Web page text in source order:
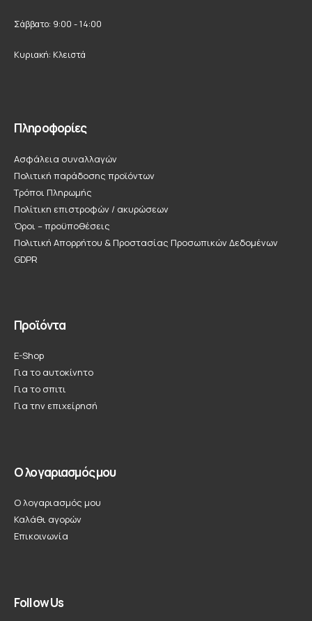
Σάββατο: 9:00 - 14:00
Κυριακή: Κλειστά
Πληροφορίες
Ασφάλεια συναλλαγών
Πολιτική παράδοσης προϊόντων
Τρόποι Πληρωμής
Πολίτικη επιστροφών / ακυρώσεων
Όροι – προϋποθέσεις
Πολιτική Απορρήτου & Προστασίας Προσωπικών Δεδομένων
GDPR
Προϊόντα
E-Shop
Για το αυτοκίνητο
Για το σπιτι
Για την επιχείρησή
Ο λογαριασμός μου
Ο λογαριασμός μου
Καλάθι αγορών
Επικοινωνία
Follow Us